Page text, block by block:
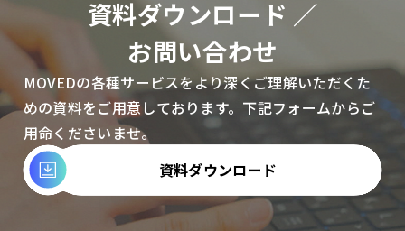
資料ダウンロード ／
お問い合わせ
MOVEDの各種サービスをより深くご理解いただくた
めの資料をご用意しております。下記フォームからご
用命くださいませ。
資料ダウンロード